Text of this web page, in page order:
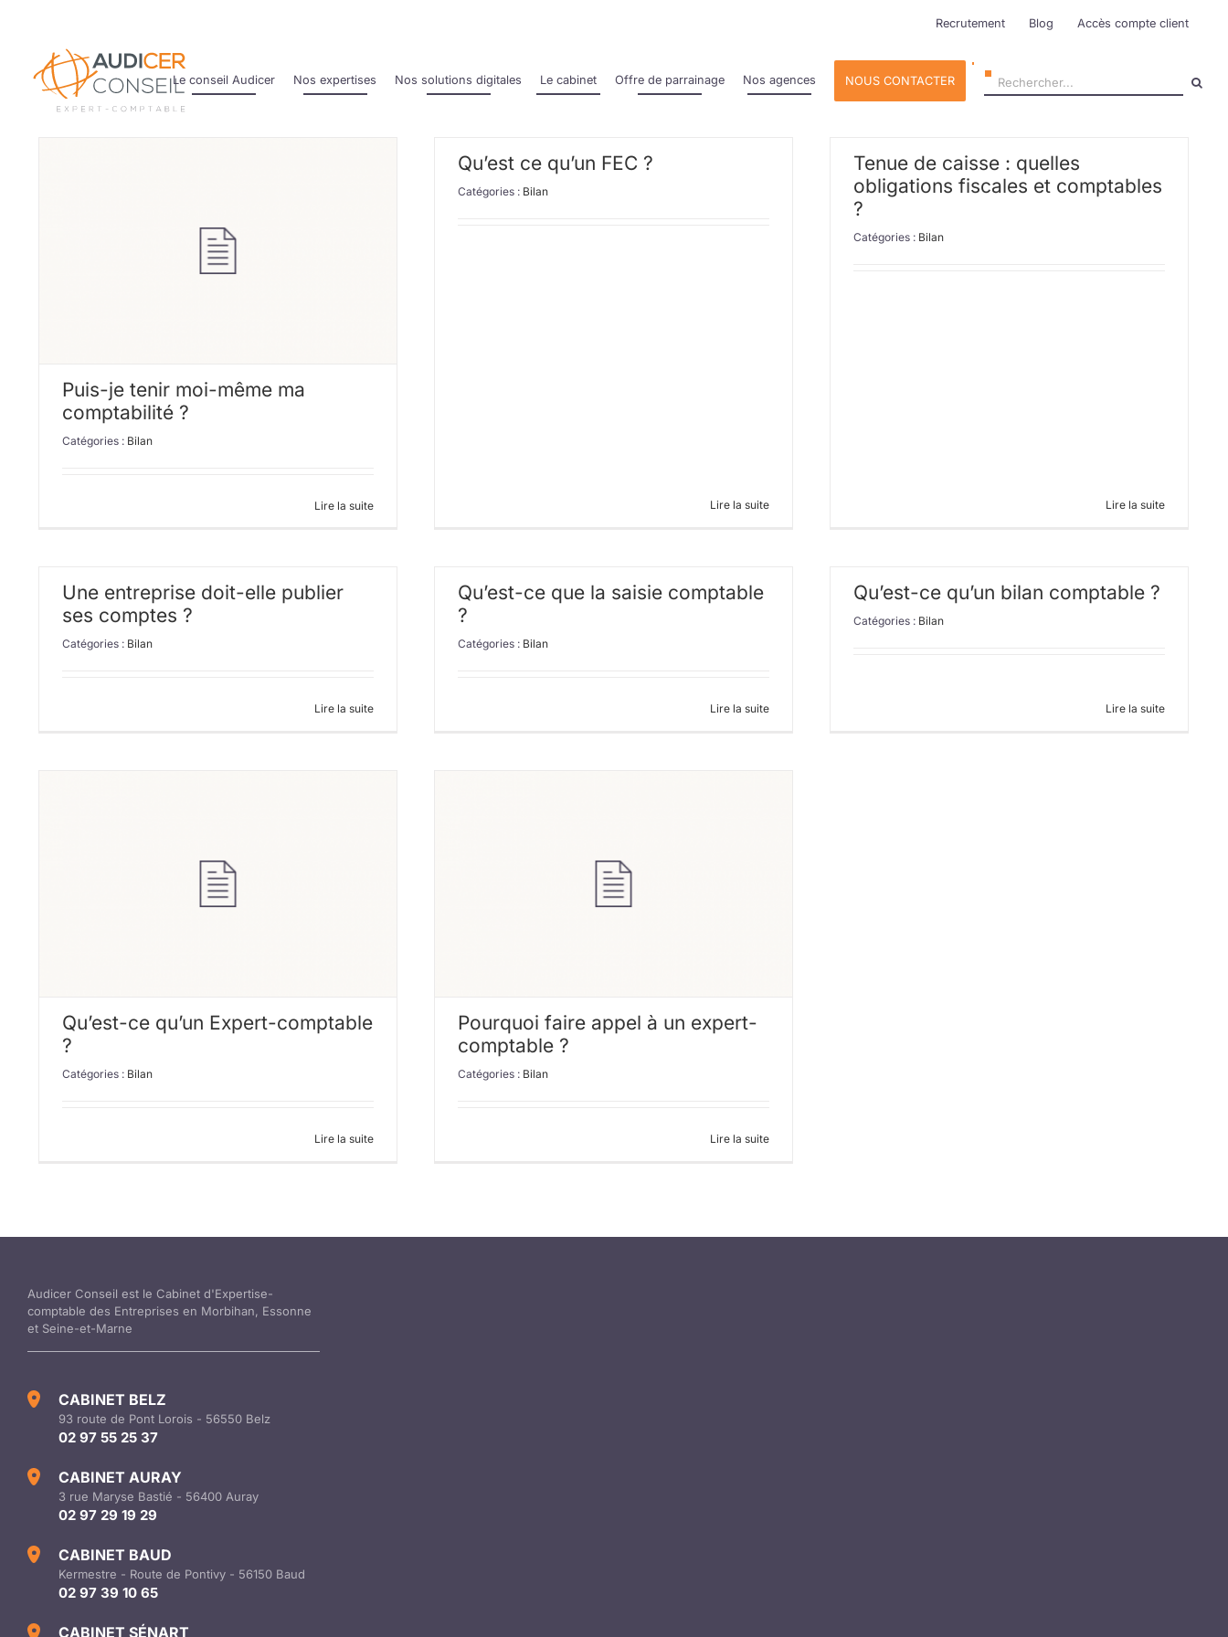
Recrutement Blog Accès compte client
Le conseil Audicer Nos expertises Nos solutions digitales Le cabinet Offre de parrainage Nos agences NOUS CONTACTER Rechercher:
Puis-je tenir moi-même ma
comptabilité ?
Catégories : Bilan
Lire la suite
Qu’est ce qu’un FEC ?
Catégories : Bilan
Lire la suite
Tenue de caisse : quelles
obligations fiscales et comptables
?
Catégories : Bilan
Lire la suite
Une entreprise doit-elle publier
ses comptes ?
Catégories : Bilan
Lire la suite
Qu’est-ce que la saisie comptable
?
Catégories : Bilan
Lire la suite
Qu’est-ce qu’un bilan comptable ?
Catégories : Bilan
Lire la suite
Qu’est-ce qu’un Expert-comptable
?
Catégories : Bilan
Lire la suite
Pourquoi faire appel à un expert-comptable ?
Pourquoi faire appel à un expert-
comptable ?
Catégories : Bilan
Lire la suite
Audicer Conseil est le Cabinet d'Expertise-
comptable des Entreprises en Morbihan, Essonne
et Seine-et-Marne
CABINET BELZ
93 route de Pont Lorois - 56550 Belz
02 97 55 25 37
CABINET AURAY
3 rue Maryse Bastié - 56400 Auray
02 97 29 19 29
CABINET BAUD
Kermestre - Route de Pontivy - 56150 Baud
02 97 39 10 65
CABINET SÉNART